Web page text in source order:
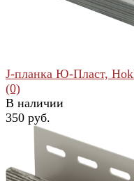
J-планка Ю-Пласт,
(0)
В наличии
350 руб.